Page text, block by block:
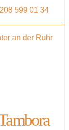
599 01 34
an der Ruhr